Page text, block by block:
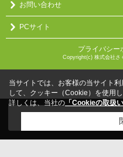
お問い合わせ
PCサイト
プライバシー
Copyright(c) 株式会社さ
こちらの物件をご覧
当サイトでは、お客様の当サイト
して、クッキー（Cookie）を使用し
詳しくは、当社の 「Cookieの取扱